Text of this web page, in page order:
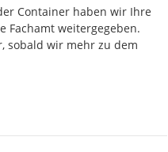
Container haben wir Ihre
Fachamt weitergegeben.
sobald wir mehr zu dem